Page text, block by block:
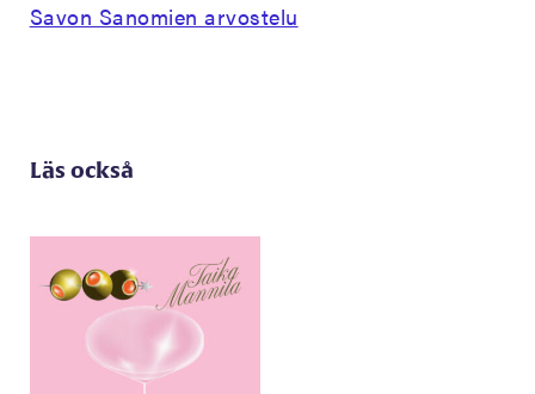
Savon Sanomien arvostelu
Läs också